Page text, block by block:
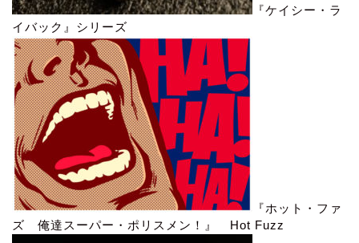
『ケイシー・ラ
イバック』シリーズ
『ホット・ファ
ズ 俺達スーパー・ポリスメン！』 Hot Fuzz